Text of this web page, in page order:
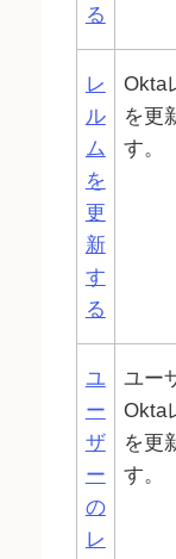
る
レ
ル
ム
を
更
新
す
る
Okta
を更
す。
ユ
ー
ザ
ー
の
レ
ユー
Okta
を更
す。